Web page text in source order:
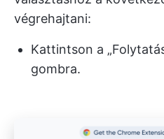
végrehajtani:
Kattintson a
gombra.